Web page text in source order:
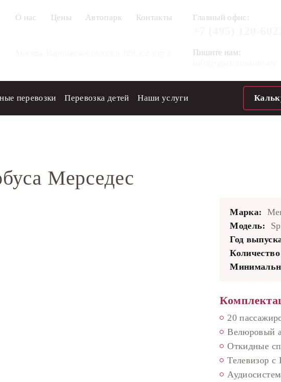
О нас Цены Автопарк Контакты Главный офис:
Пишите нам:
перевозки Перевозка детей Наши услуги
Мерседес
Марка:
Модель:
Год
20
Велюровый
Откидные
Телевизор с